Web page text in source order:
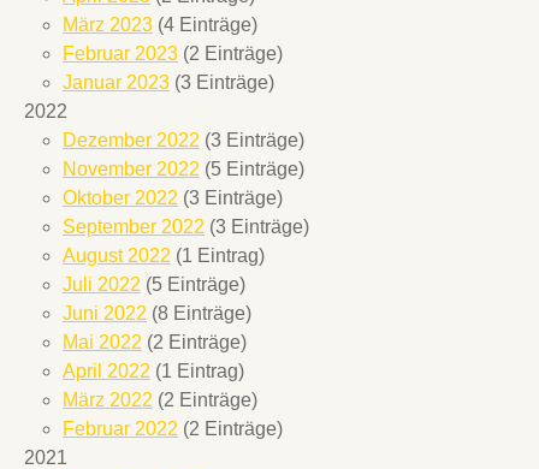
März 2023 (4 Einträge)
Februar 2023 (2 Einträge)
Januar 2023 (3 Einträge)
2022
Dezember 2022 (3 Einträge)
November 2022 (5 Einträge)
Oktober 2022 (3 Einträge)
September 2022 (3 Einträge)
August 2022 (1 Eintrag)
Juli 2022 (5 Einträge)
Juni 2022 (8 Einträge)
Mai 2022 (2 Einträge)
April 2022 (1 Eintrag)
März 2022 (2 Einträge)
Februar 2022 (2 Einträge)
2021